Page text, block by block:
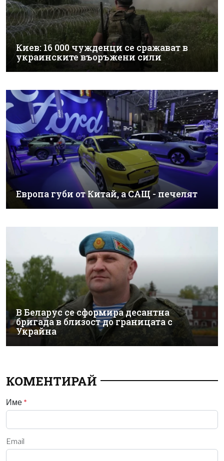
Киев: 16 000 чужденци се сражават в
украинските въоръжени сили
Европа губи от Китай, а САЩ - печелят
В Беларус се сформира десантна
бригада в близост до границата с
Украйна
КОМЕНТИРАЙ
Име *
Email